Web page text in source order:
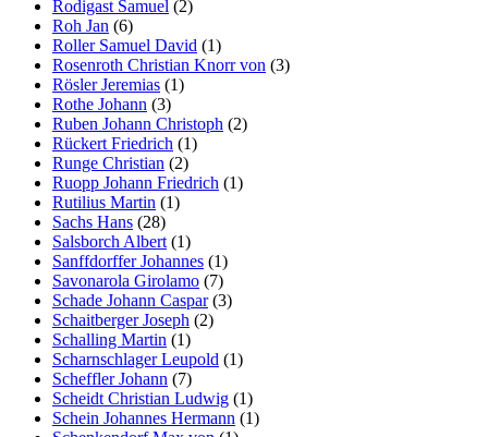
Rodigast Samuel (2)
Roh Jan (6)
Roller Samuel David (1)
Rosenroth Christian Knorr von (3)
Rösler Jeremias (1)
Rothe Johann (3)
Ruben Johann Christoph (2)
Rückert Friedrich (1)
Runge Christian (2)
Ruopp Johann Friedrich (1)
Rutilius Martin (1)
Sachs Hans (28)
Salsborch Albert (1)
Sanffdorffer Johannes (1)
Savonarola Girolamo (7)
Schade Johann Caspar(3)
Schaitberger Joseph (2)
Schalling Martin (1)
Scharnschlager Leupold (1)
Scheffler Johann (7)
Scheidt Christian Ludwig (1)
Schein Johannes Hermann (1)